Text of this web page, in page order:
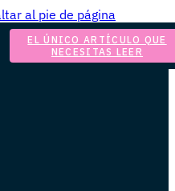
al pie de página
EL ÚNICO ARTÍCULO QUE
NECESITAS LEER